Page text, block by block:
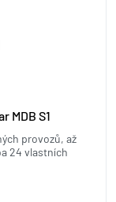
MDB S1
provozů, až
24 vlastních